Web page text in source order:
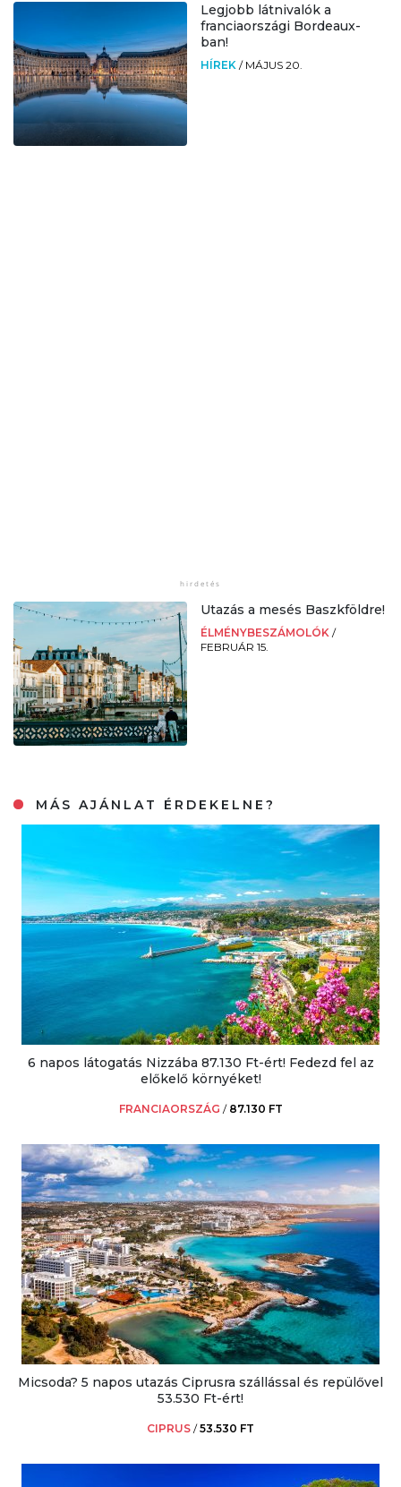
Legjobb látnivalók a
franciaországi Bordeaux-
ban!
HÍREK / MÁJUS 20.
Utazás a mesés Baszkföldre!
ÉLMÉNYBESZÁMOLÓK /
FEBRUÁR 15.
MÁS AJÁNLAT ÉRDEKELNE?
6 napos látogatás Nizzába 87.130 Ft-ért! Fedezd fel az
előkelő környéket!
FRANCIAORSZÁG / 87.130 FT
Micsoda? 5 napos utazás Ciprusra szállással és repülővel
53.530 Ft-ért!
CIPRUS /53.530 FT